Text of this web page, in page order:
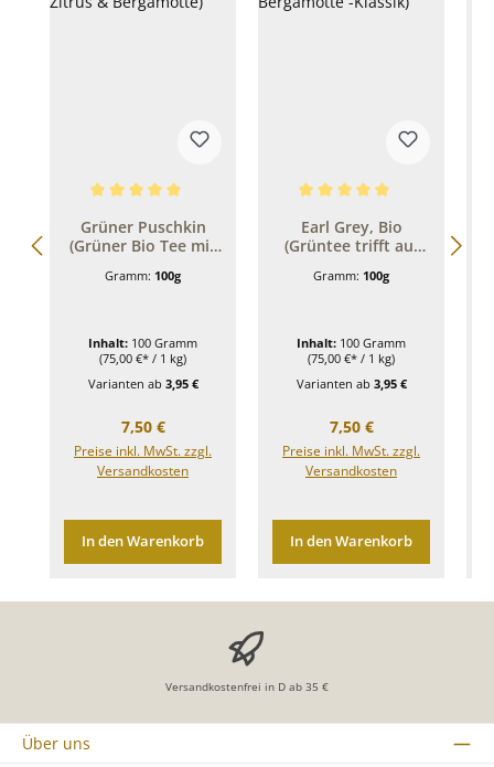
Grüner Puschkin
(Grüner Bio Tee mit
Gramm: 100g
Inhalt: 100 Gramm
(75,00 €* / 1 kg)
Varianten ab 3,95 €
Regulärer Preis:
7,50 €
Preise inkl. MwSt. zzgl.
Versandkosten
In den Warenkorb
Earl Grey, Bio
(Grüntee trifft auf
Bergamotte -Klassik)
Gramm: 100g
Inhalt: 100 Gramm
(75,00 €* / 1 kg)
Varianten ab 3,95 €
Regulärer Preis:
7,50 €
Preise inkl. MwSt. zzgl.
Versandkosten
In den Warenkorb
Versandkostenfrei in D ab 35 €
Über uns